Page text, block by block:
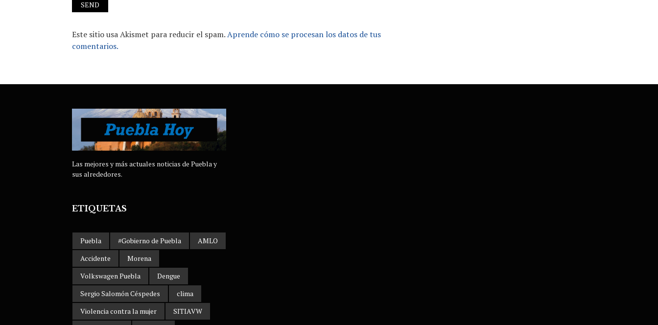
Este sitio usa Akismet para reducir el spam.Aprende cómo se procesan los datos de tus
comentarios.
Las mejores y más actuales noticias de Puebla y
sus alrededores.
ETIQUETAS
Puebla #Gobierno de Puebla
AMLO
Accidente
Morena
Volkswagen Puebla
Dengue
Sergio Salomón Céspedes
clima
Violencia contra la mujer
SITIAVW